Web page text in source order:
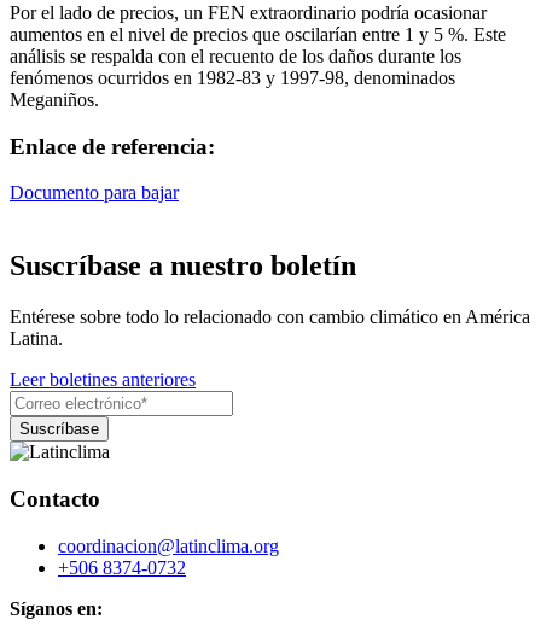
Por el lado de precios, un FEN extraordinario podría ocasionar
aumentos en el nivel de precios que oscilarían entre 1 y 5 %. Este
análisis se respalda con el recuento de los daños durante los
fenómenos ocurridos en 1982-83 y 1997-98, denominados
Meganiños.
Enlace de referencia:
Documento para bajar
Suscríbase a nuestro boletín
Entérese sobre todo lo relacionado con cambio climático en América
Latina.
Leer boletines anteriores
Contacto
coordinacion@latinclima.org
+506 8374-0732
Síganos en: